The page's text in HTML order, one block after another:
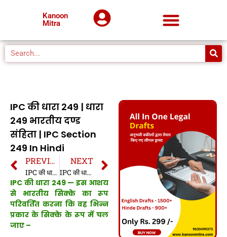
Kanoon
Mitra
IPC की धारा 249 | धारा
249 भारतीय दण्ड
संहिता | IPC Section
249 In Hindi
PREVIOUS
IPC की धारा 248 | धारा 248 भारतीय दण्ड संहिता | IPC Section 248 In Hindi
NEXT
IPC की धारा 250 | धारा 250 भारतीय दण्ड संहिता | IPC Section 250 In Hindi
IPC की धारा 249 — इस आशय
से भारतीय सिक्के का रूप
परिवर्तित करना कि वह भिन्न
प्रकार के सिक्के के रूप में चल
जाए –